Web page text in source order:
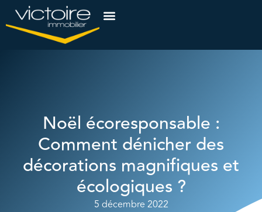
Noël écoresponsable :
Comment dénicher des
décorations magnifiques et
écologiques ?
5 décembre 2022